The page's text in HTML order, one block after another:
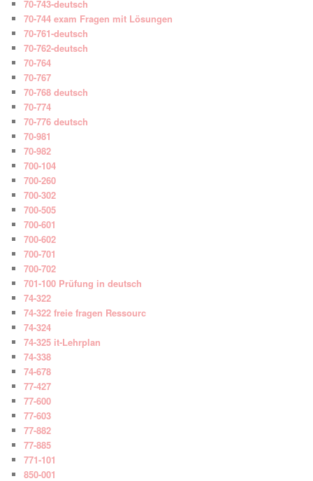
70-743-deutsch
70-744 exam Fragen mit Lösungen
70-761-deutsch
70-762-deutsch
70-764
70-767
70-768 deutsch
70-774
70-776 deutsch
70-981
70-982
700-104
700-260
700-302
700-505
700-601
700-602
700-701
700-702
701-100 Prüfung in deutsch
74-322
74-322 freie fragen Ressourc
74-324
74-325 it-Lehrplan
74-338
74-678
77-427
77-600
77-603
77-882
77-885
771-101
850-001